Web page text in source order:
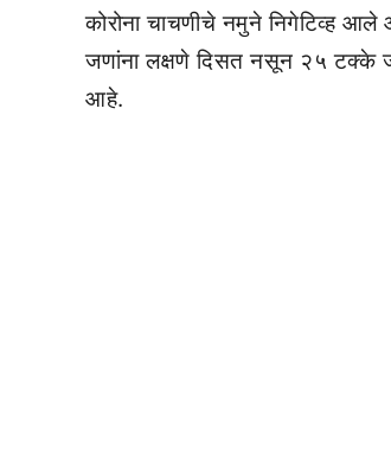
कोरोना चाचणीचे नमुने निगेटिव्ह
जणांना लक्षणे दिसत नसून २५ टक्के
आहे.